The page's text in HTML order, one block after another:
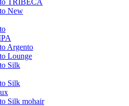
TRIBECA
New
Argento
Lounge
Silk
Silk
Silk mohair